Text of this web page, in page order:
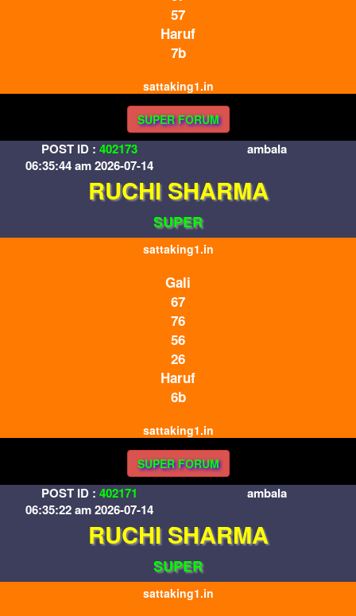
57
Haruf
7b
sattaking1.in
SUPER FORUM
POST ID : 402173
06:35:44 am 2026-07-14
ambala
RUCHI SHARMA
SUPER
sattaking1.in
Gali
67
76
56
26
Haruf
6b
sattaking1.in
SUPER FORUM
POST ID : 402171
06:35:22 am 2026-07-14
ambala
RUCHI SHARMA
SUPER
sattaking1.in